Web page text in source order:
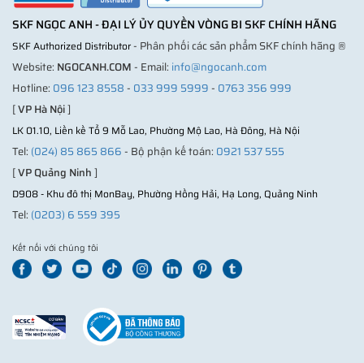
SKF NGỌC ANH - ĐẠI LÝ ỦY QUYỀN VÒNG BI SKF CHÍNH HÃNG
SKF Authorized Distributor- Phân phối các sản phẩm SKF chính hãng ®
Website: NGOCANH.COM- Email: info@ngocanh.com
Hotline: 096 123 8558- 033 999 5999- 0763 356 999
[VP Hà Nội]
LK 01.10, Liền kề Tổ 9 Mỗ Lao, Phường Mộ Lao, Hà Đông, Hà Nội
Tel: (024) 85 865 866- Bộ phận kế toán: 0921 537 555
[VP Quảng Ninh]
D908 - Khu đô thị MonBay, Phường Hồng Hải, Hạ Long, Quảng Ninh
Tel: (0203) 6 559 395
Kết nối với chúng tôi